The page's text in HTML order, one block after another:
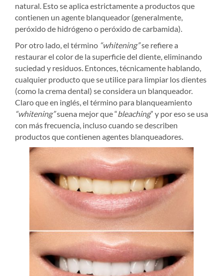
natural. Esto se aplica estrictamente a productos que
contienen un agente blanqueador (generalmente,
peróxido de hidrógeno o peróxido de carbamida).
Por otro lado, el término “whitening”se refiere a
restaurar el color de la superficie del diente, eliminando
suciedad y residuos. Entonces, técnicamente hablando,
cualquier producto que se utilice para limpiar los dientes
(como la crema dental) se considera un blanqueador.
Claro que en inglés, el término para blanqueamiento
“whitening”suena mejor que “bleaching” y por eso se usa
con más frecuencia, incluso cuando se describen
productos que contienen agentes blanqueadores.